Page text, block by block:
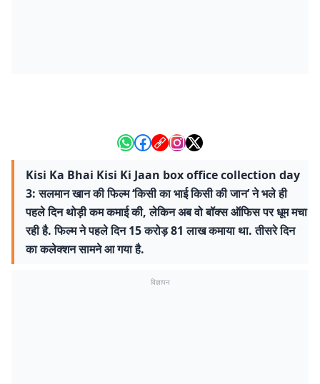
Kisi Ka Bhai Kisi Ki Jaan box office collection day
3: सलमान खान की फिल्म ‘किसी का भाई किसी की जान’ ने भले ही
पहले दिन थोड़ी कम कमाई की, लेकिन अब वो बॉक्स ऑफिस पर धूम मचा
रही है. फिल्म ने पहले दिन 15 करोड़ 81 लाख कमाया था. तीसरे दिन
का कलेक्शन सामने आ गया है.
विज्ञापन